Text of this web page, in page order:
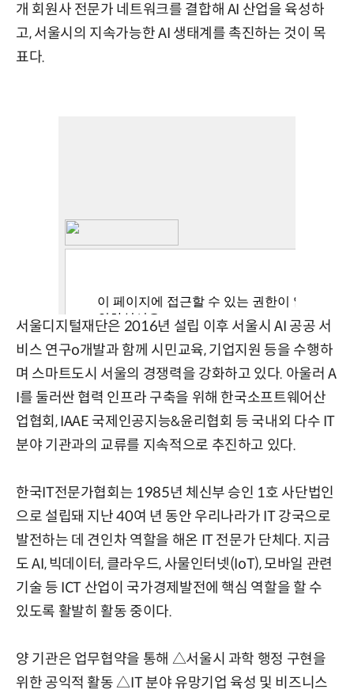
개 회원사 전문가 네트워크를 결합해 AI 산업을 육성하
고, 서울시의 지속가능한 AI 생태계를 촉진하는 것이 목
표다.
서울디지털재단은 2016년 설립 이후 서울시 AI 공공 서
비스 연구o개발과 함께 시민교육, 기업지원 등을 수행하
며 스마트도시 서울의 경쟁력을 강화하고 있다. 아울러 A
I를 둘러싼 협력 인프라 구축을 위해 한국소프트웨어산
업협회, IAAE 국제인공지능&윤리협회 등 국내외 다수 IT
분야 기관과의 교류를 지속적으로 추진하고 있다.
한국IT전문가협회는 1985년 체신부 승인 1호 사단법인
으로 설립돼 지난 40여 년 동안 우리나라가 IT 강국으로
발전하는 데 견인차 역할을 해온 IT 전문가 단체다. 지금
도 AI, 빅데이터, 클라우드, 사물인터넷(IoT), 모바일 관련
기술 등 ICT 산업이 국가경제발전에 핵심 역할을 할 수
있도록 활발히 활동 중이다.
양 기관은 업무협약을 통해 △서울시 과학 행정 구현을
위한 공익적 활동 △IT 분야 유망기업 육성 및 비즈니스